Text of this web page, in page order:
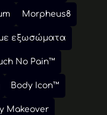
Morpheus8
εξωσώματα
No Pain™
Body Icon™
Makeover